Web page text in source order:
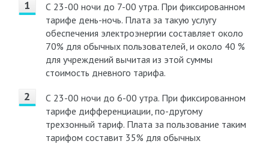
С 23-00 ночи до 7-00 утра. При фиксированном
тарифе день-ночь. Плата за такую услугу
обеспечения электроэнергии составляет около
70% для обычных пользователей, и около 40 %
для учреждений вычитая из этой суммы
стоимость дневного тарифа.
С 23-00 ночи до 6-00 утра. При фиксированном
тарифе дифференциации, по-другому
трехзонный тариф. Плата за пользование таким
тарифом составит 35% для обычных